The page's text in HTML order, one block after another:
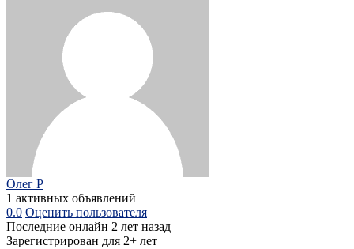
Олег Р
1 активных объявлений
0.0 Оценить пользователя
Последние онлайн 2 лет назад
Зарегистрирован для 2+ лет